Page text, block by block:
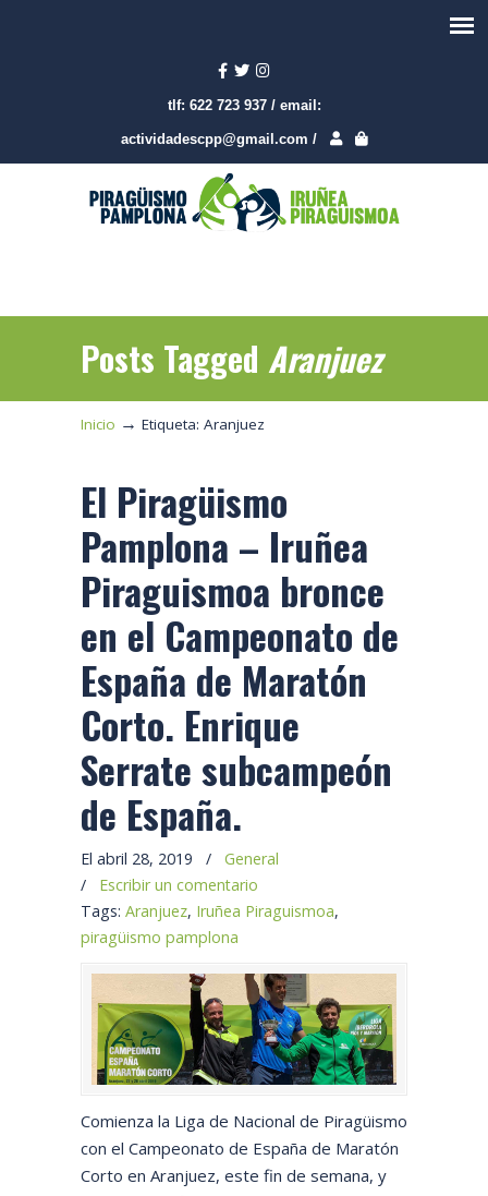
tlf: 622 723 937 / email:
actividadescpp@gmail.com /
Posts Tagged Aranjuez
Inicio → Etiqueta: Aranjuez
El Piragüismo
Pamplona – Iruñea
Piraguismoa bronce
en el Campeonato de
España de Maratón
Corto. Enrique
Serrate subcampeón
de España.
El abril 28, 2019 /
General
/ Escribir un comentario
Tags: Aranjuez, Iruñea Piraguismoa,
piragüismo pamplona
Comienza la Liga de Nacional de Piragüismo
con el Campeonato de España de Maratón
Corto en Aranjuez, este fin de semana, y